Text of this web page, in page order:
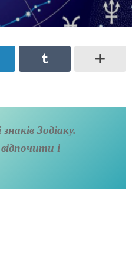
Зодіаку.
і